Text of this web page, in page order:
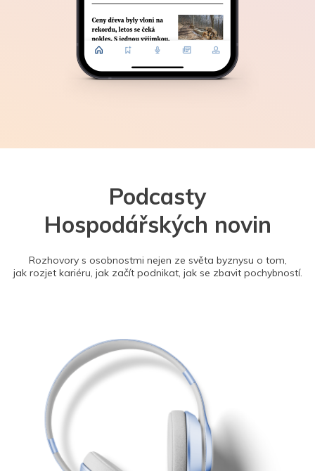
Podcasty
Hospodářských novin
Rozhovory s osobnostmi nejen ze světa byznysu o tom,
jak rozjet kariéru, jak začít podnikat, jak se zbavit pochybností.